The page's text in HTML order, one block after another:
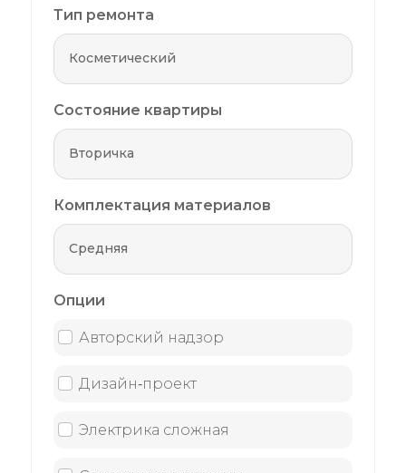
Тип ремонта
Состояние квартиры
Комплектация материалов
Опции
Авторский надзор
Дизайн‑проект
Электрика сложная